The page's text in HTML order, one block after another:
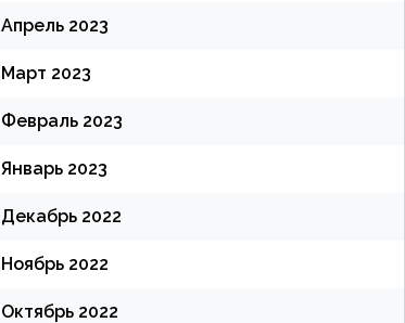
Апрель 2023
Март 2023
Февраль 2023
Январь 2023
Декабрь 2022
Ноябрь 2022
Октябрь 2022